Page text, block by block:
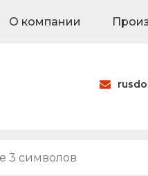
О компании